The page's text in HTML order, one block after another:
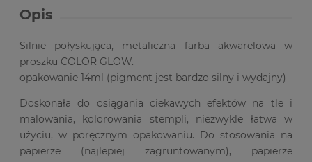
Opis
Silnie połyskująca, metaliczna farba akwarelowa w
proszku COLOR GLOW.
opakowanie 14ml (pigment jest bardzo silny i wydajny)
Doskonała do osiągania ciekawych efektów na tle i
malowania, kolorowania stempli, niezwykle łatwa w
użyciu, w poręcznym opakowaniu. Do stosowania na
papierze (najlepiej zagruntowanym), papierze